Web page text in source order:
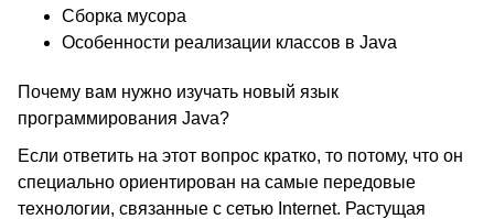
Сборка мусора
Особенности реализации классов в Java
Почему вам нужно изучать новый язык
программирования Java?
Если ответить на этот вопрос кратко, то потому, что он
специально ориентирован на самые передовые
технологии, связанные с сетью Internet. Растущая